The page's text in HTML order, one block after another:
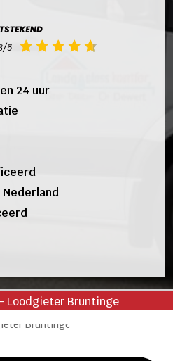
24 uur
Nederland
- Loodgieter Bruntinge